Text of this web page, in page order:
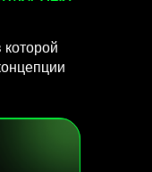
которой